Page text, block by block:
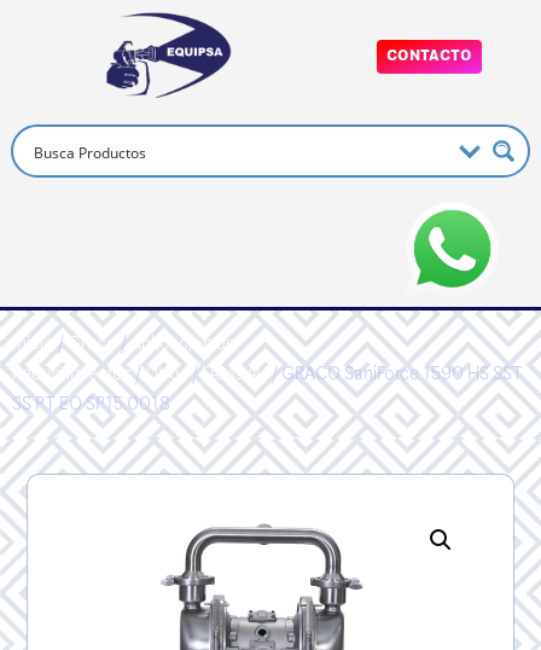
CONTACTO
Inicio/Graco/Aplicación de
Recubrimientos/Otros/FAM3AU/ GRACO SaniForce 1590 HS SST
SS PT EO SP15.0018